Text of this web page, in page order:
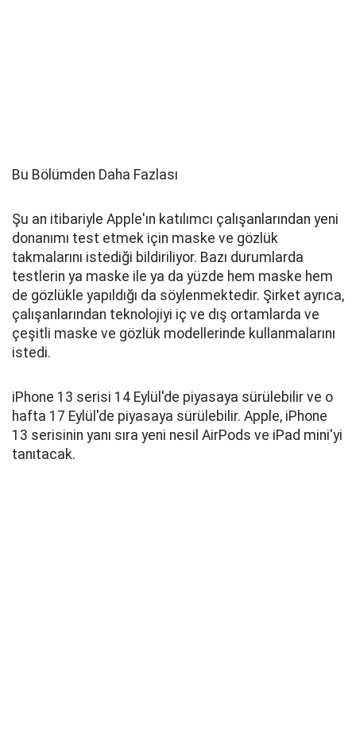
Bu Bölümden Daha Fazlası
Şu an itibariyle Apple'ın katılımcı çalışanlarından yeni
donanımı test etmek için maske ve gözlük
takmalarını istediği bildiriliyor. Bazı durumlarda
testlerin ya maske ile ya da yüzde hem maske hem
de gözlükle yapıldığı da söylenmektedir. Şirket ayrıca,
çalışanlarından teknolojiyi iç ve dış ortamlarda ve
çeşitli maske ve gözlük modellerinde kullanmalarını
istedi.
iPhone 13 serisi 14 Eylül'de piyasaya sürülebilir ve o
hafta 17 Eylül'de piyasaya sürülebilir. Apple, iPhone
13 serisinin yanı sıra yeni nesil AirPods ve iPad mini'yi
tanıtacak.